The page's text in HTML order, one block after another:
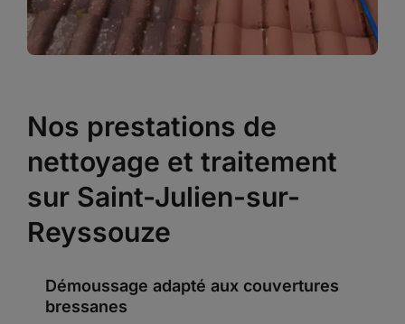
Nos prestations de
nettoyage et traitement
sur Saint-Julien-sur-
Reyssouze
Démoussage adapté aux couvertures
bressanes